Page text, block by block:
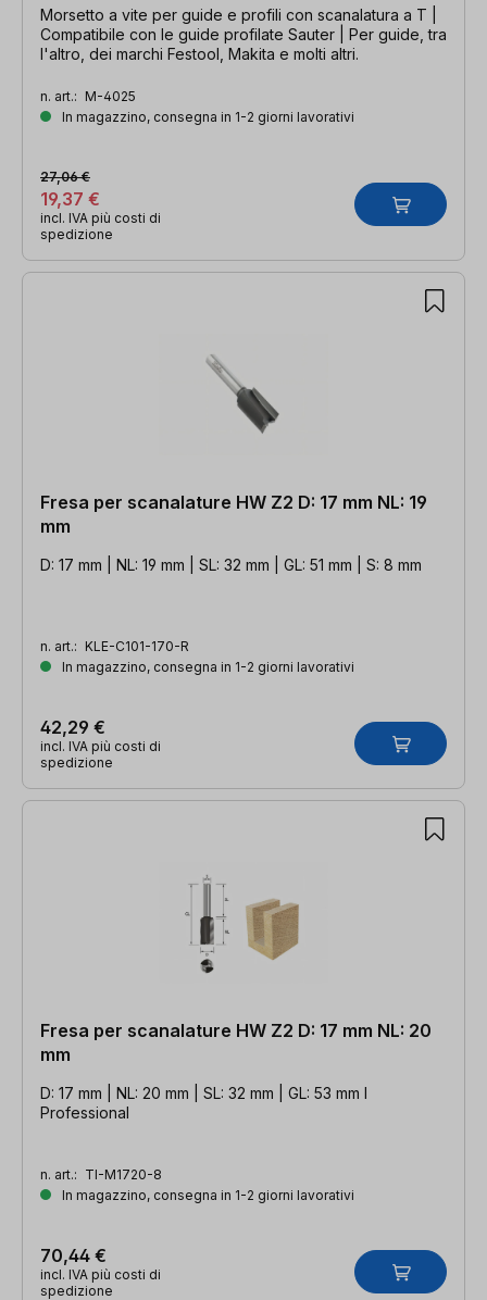
Morsetto a vite per guide e profili con scanalatura a T |
Compatibile con le guide profilate Sauter | Per guide, tra
l'altro, dei marchi Festool, Makita e molti altri.
n. art.: M-4025
In magazzino, consegna in 1-2 giorni lavorativi
19,37 €
27,06 €
incl. IVA più costi di
spedizione
Fresa per scanalature HW Z2 D: 17 mm NL: 19
mm
D: 17 mm | NL: 19 mm | SL: 32 mm | GL: 51 mm | S: 8 mm
n. art.: KLE-C101-170-R
In magazzino, consegna in 1-2 giorni lavorativi
42,29 €
incl. IVA più costi di
spedizione
Fresa per scanalature HW Z2 D: 17 mm NL: 20
mm
D: 17 mm | NL: 20 mm | SL: 32 mm | GL: 53 mm l
Professional
n. art.: TI-M1720-8
In magazzino, consegna in 1-2 giorni lavorativi
70,44 €
incl. IVA più costi di
spedizione